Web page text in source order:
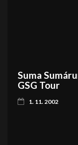
Suma
GSG Tour
1. 11. 2002